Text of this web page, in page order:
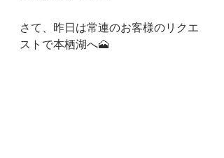
さて、昨日は常連のお客様のリクエ
ストで本栖湖へ🗻